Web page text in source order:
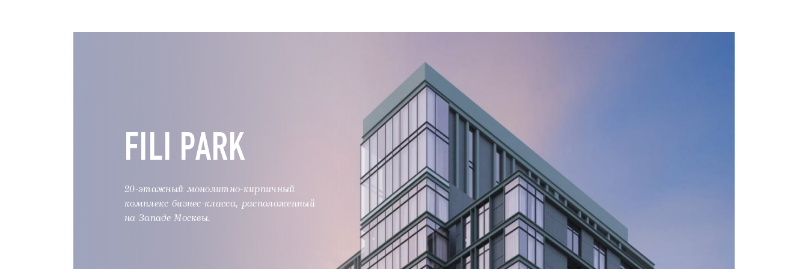
FILI PARK
20-этажный монолитно-кирпичный
комплекс бизнес-класса, расположенный
на Западе Москвы.